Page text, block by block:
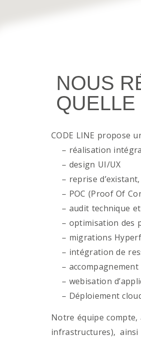
NOUS
CODE LINE propose
– réalisation
– design UI/UX
– reprise
– POC (Proof Of
– audit technique
– optimisation des
– migrations
– intégration de
– accompagnement
– webisation
– Déploiement
Notre équipe
infrastructures),